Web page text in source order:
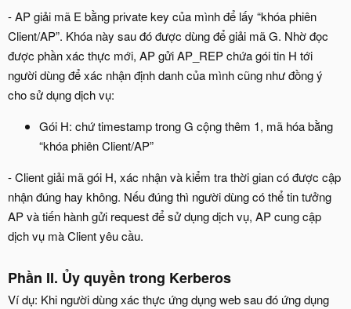
- AP giải mã E bằng private key của mình để lấy “khóa phiên
Client/AP”. Khóa này sau đó được dùng để giải mã G. Nhờ đọc
được phần xác thực mới, AP gửi AP_REP chứa gói tin H tới
người dùng để xác nhận định danh của mình cũng như đồng ý
cho sử dụng dịch vụ:
Gói H: chứ timestamp trong G cộng thêm 1, mã hóa bằng
“khóa phiên Client/AP”
- Client giải mã gói H, xác nhận và kiểm tra thời gian có được cập
nhận đúng hay không. Nếu đúng thì người dùng có thể tin tưởng
AP và tiến hành gửi request để sử dụng dịch vụ, AP cung cập
dịch vụ mà Client yêu cầu.
Phần II. Ủy quyền trong Kerberos
Ví dụ: Khi người dùng xác thực ứng dụng web sau đó ứng dụng